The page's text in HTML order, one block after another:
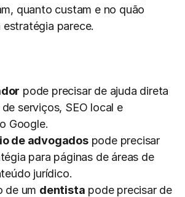
quanto custam e no quão
parece.
pode precisar de ajuda direta
serviços, SEO local e
Google.
de advogados pode precisar
para páginas de áreas de
jurídico.
de um dentista pode precisar de